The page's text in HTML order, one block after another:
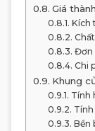
Giá
Kích
Đơn
Chi
Khung
Tính
Tính
Bền